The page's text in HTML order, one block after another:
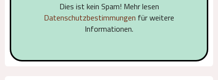
Dies ist kein Spam! Mehr lesen
Datenschutzbestimmungen für weitere
Informationen.
Alternative: